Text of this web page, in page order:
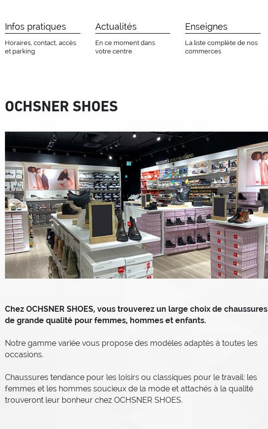
Infos pratiques
Horaires, contact, accès
et parking
Actualités
En ce moment dans
votre centre
Enseignes
La liste complète de nos
commerces
OCHSNER SHOES
Chez OCHSNER SHOES, vous trouverez un large choix de chaussures
de grande qualité pour femmes, hommes et enfants.
Notre gamme variée vous propose des modèles adaptés à toutes les
occasions.
Chaussures tendance pour les loisirs ou classiques pour le travail: les
femmes et les hommes soucieux de la mode et attachés à la qualité
trouveront leur bonheur chez OCHSNER SHOES.